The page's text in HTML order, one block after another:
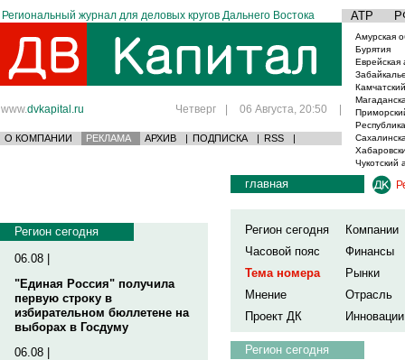
Региональный журнал для деловых кругов Дальнего Востока АТР
www.dvkapital.ru Четверг | 06 Августа, 20:50 |
О КОМПАНИИ РЕКЛАМА АРХИВ | ПОДПИСКА | RSS |
Амурская
Бурятия
Еврейская
Чукотский
Регион сегодня
06.08 |
"Единая Россия" получила
первую строку в
избирательном бюллетене на
выборах в Госдуму
06.08 |
главная
Регион сегодня
Компании
Часовой пояс
Финансы
Тема номера
Рынки
Мнение
Отрасль
Проект ДК
Инновации
Регион сегодня